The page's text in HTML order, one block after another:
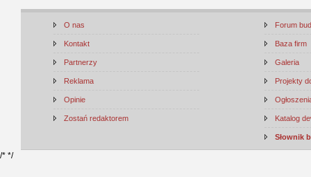
O nas
Kontakt
Partnerzy
Reklama
Opinie
Zostań redaktorem
Forum
Baza firm
Galeria
Projekty
Katalog
Słownik
/* */